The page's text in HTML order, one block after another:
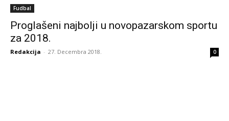
Fudbal
Proglašeni najbolji u novopazarskom sportu
za 2018.
Redakcija - 27. Decembra 2018. 0